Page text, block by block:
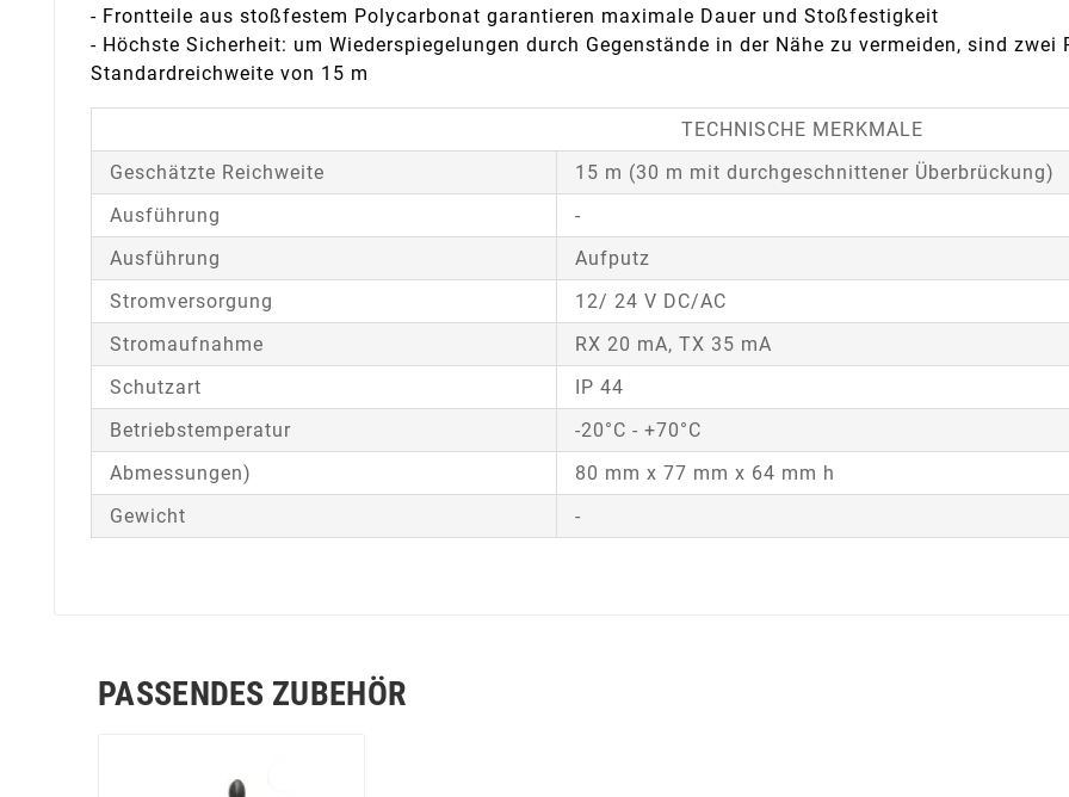
- Frontteile aus stoßfestem Polycarbonat garantieren maximale Dauer und Stoßfestigkeit
- Höchste Sicherheit: um Wiederspiegelungen durch Gegenstände in der Nähe zu vermeiden, sind zwei
Standardreichweite von 15 m
TECHNISCHE MERKMALE
Geschätzte Reichweite
15 m (30 m mit durchgeschnittener Überbrückung)
Ausführung
-
Ausführung
Aufputz
Stromversorgung
12/ 24 V DC/AC
Stromaufnahme
RX 20 mA, TX 35 mA
Schutzart
IP 44
Betriebstemperatur
-20°C - +70°C
Abmessungen)
80 mm x 77 mm x 64 mm h
Gewicht
-
PASSENDES ZUBEHÖR